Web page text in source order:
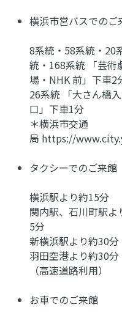
横浜市営バスでのご
8系統・58系統・20
統・168系統 「芸術
場・NHK 前」下車2
26系統 「大さん橋入
口」下車1分
＊横浜市交通
局 https://
タクシーでのご来館
横浜駅より約15分
関内駅、石川町駅よ
5分
新横浜駅より約30分
羽田空港より約30分
（高速道路利用）
お車でのご来館